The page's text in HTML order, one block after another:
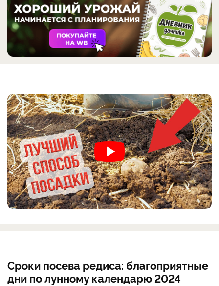
Сроки посева редиса: благоприятные
дни по лунному календарю 2024